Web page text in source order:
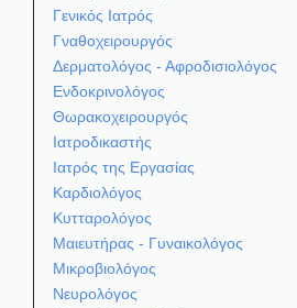
Γενικός Ιατρός
Γναθοχειρουργός
Δερματολόγος - Αφροδισιολόγος
Ενδοκρινολόγος
Θωρακοχειρουργός
Ιατροδικαστής
Ιατρός της Εργασίας
Καρδιολόγος
Κυτταρολόγος
Μαιευτήρας - Γυναικολόγος
Μικροβιολόγος
Νευρολόγος